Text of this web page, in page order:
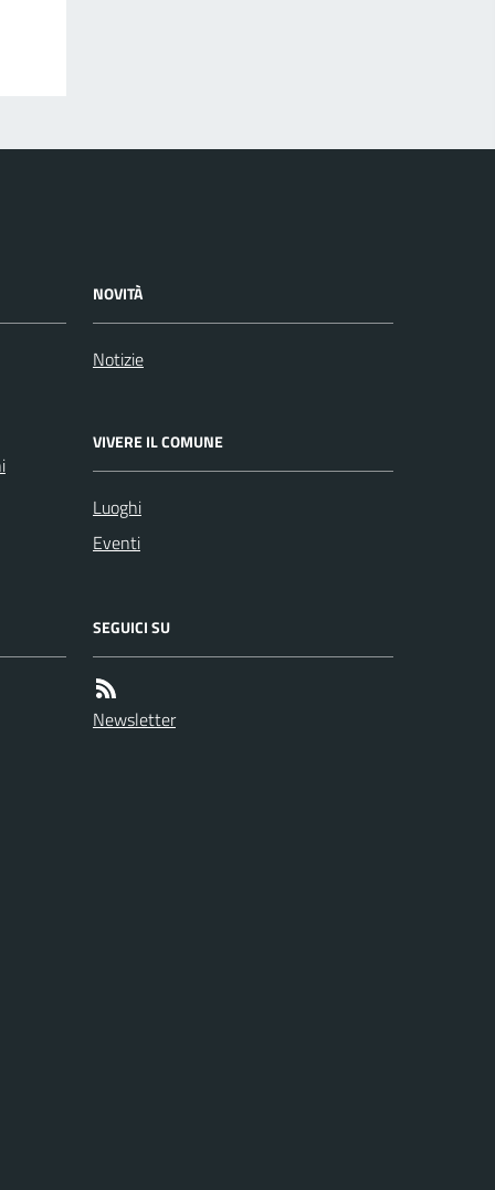
NOVITÀ
Notizie
VIVERE IL COMUNE
Luoghi
Eventi
SEGUICI SU
Newsletter